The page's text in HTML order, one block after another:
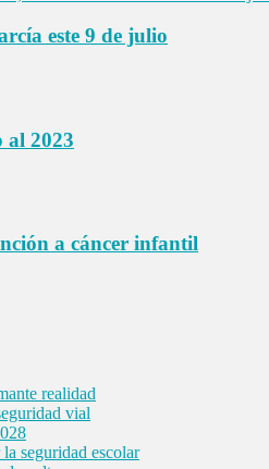
este 9 de julio
al 2023
a cáncer infantil
realidad
vial
seguridad escolar